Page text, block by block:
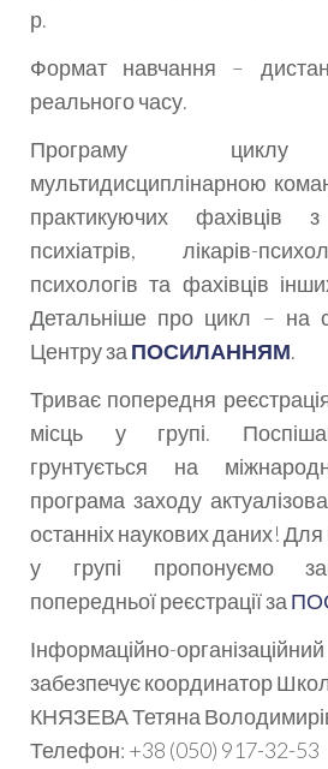
р.
Формат навчання –
реального часу.
Програму циклу
мультидисциплінарною
практикуючих фахівців
психіатрів, лікарів-
психологів та фахівців
Детальніше про цикл – на
Центру за ПОСИЛАННЯМ.
Триває попередня
місць у групі.
грунтується на
програма заходу
останніх наукових даних!
у групі пропонуємо
попередньої реєстрації за
Інформаційно-
забезпечує координатор
КНЯЗЕВА Тетяна
Телефон: +38 (050) 917-32-53